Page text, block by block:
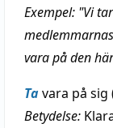
Exempel: "Vi
vara på den
Tavara på sig
Betydelse: